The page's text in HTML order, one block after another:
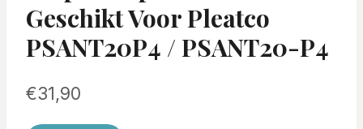
Geschikt Voor Pleatco
PSANT20P4 / PSANT20-P4
€31,90